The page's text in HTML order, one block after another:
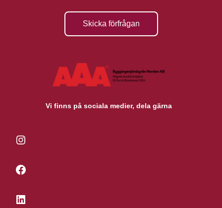
Skicka förfrågan
Vi finns på sociala medier, dela gärna
Instagram
Facebook
LinkedIn